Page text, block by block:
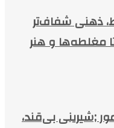
ذهنی شفاف‌تر
مغلطه‌ها و هنر
;شیرینی بی‌قند،